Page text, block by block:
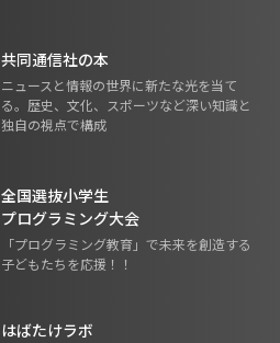
共同通信社の本
ニュースと情報の世界に新たな光を当て
る。歴史、文化、スポーツなど深い知識と
独自の視点で構成
全国選抜小学生
プログラミング大会
「プログラミング教育」で未来を創造する
子どもたちを応援！！
はばたけラボ